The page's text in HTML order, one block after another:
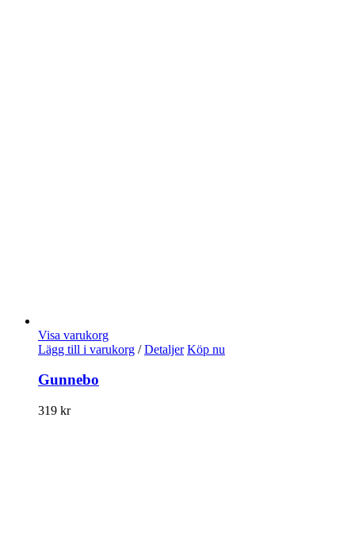
Visa varukorg
Lägg till i varukorg / Detaljer Köp nu
Gunnebo
319 kr